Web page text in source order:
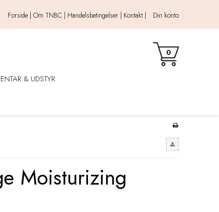
Forside | Om TNBC | Handelsbetingelser | Kontakt | Din konto
& UDSTYR
0
Moisturizing